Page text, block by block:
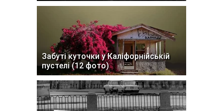
Забуті куточки у Каліфорнійській
пустелі (12 фото)